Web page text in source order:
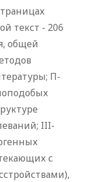
текст - 206
общей
П-
III-
с